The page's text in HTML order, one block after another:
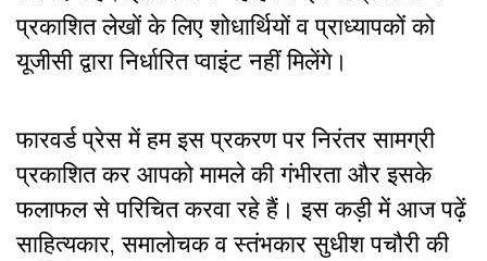
प्रकाशित लेखों के लिए शोधार्थियों व प्राध्यापकों को
यूजीसी द्वारा निर्धारित प्वाइंट नहीं मिलेंगे।
फारवर्ड प्रेस में हम इस प्रकरण पर निरंतर सामग्री
प्रकाशित कर आपको मामले की गंभीरता और इसके
फलाफल से परिचित करवा रहे हैं। इस कड़ी में आज पढ़ें
साहित्यकार, समालोचक व स्तंभकार सुधीश पचौरी की